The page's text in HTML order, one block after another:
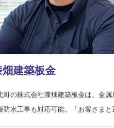
建築板金
町の株式会社漆畑建築板金は、金
防水工事も対応可能。「お客さま